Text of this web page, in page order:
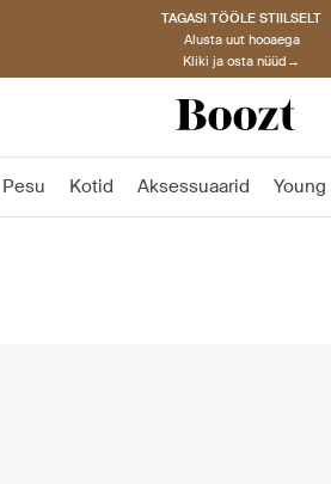
TAGASI TÖÖLE STIILSELT
Alusta uut hooaega
Kliki ja osta nüüd→
Pesu Kotid Aksessuaarid Young